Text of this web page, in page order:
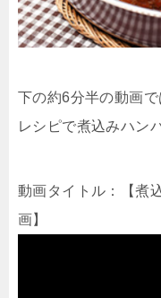
下の約6分半の動画
レシピで煮込みハン
動画タイトル：【煮
画】